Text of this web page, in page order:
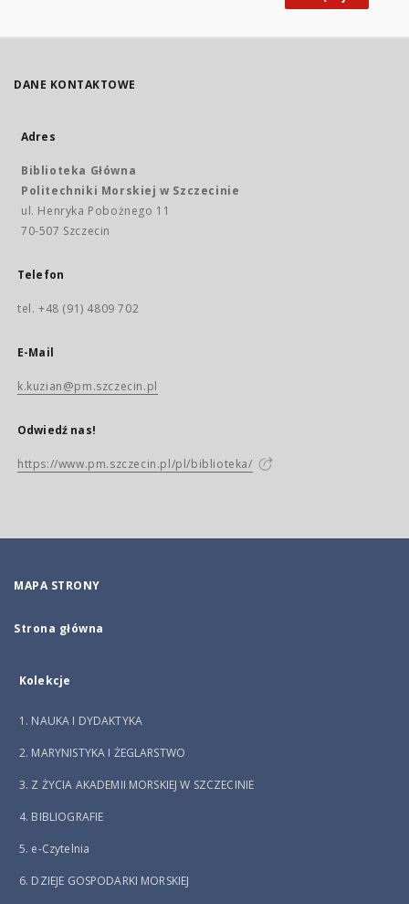
DANE KONTAKTOWE
Adres
Biblioteka Główna
Politechniki Morskiej w Szczecinie
ul. Henryka Pobożnego 11
70-507 Szczecin
Telefon
tel. +48 (91) 4809 702
E-Mail
k.kuzian@pm.szczecin.pl
Odwiedź nas!
https://www.pm.szczecin.pl/pl/biblioteka/
MAPA STRONY
Strona główna
Kolekcje
1. NAUKA I DYDAKTYKA
2. MARYNISTYKA I ŻEGLARSTWO
3. Z ŻYCIA AKADEMII MORSKIEJ W SZCZECINIE
4. BIBLIOGRAFIE
5. e-Czytelnia
6. DZIEJE GOSPODARKI MORSKIEJ